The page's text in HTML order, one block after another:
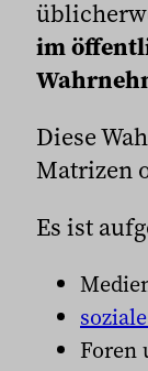
im
Diese
Matrizen
Es ist
Foren